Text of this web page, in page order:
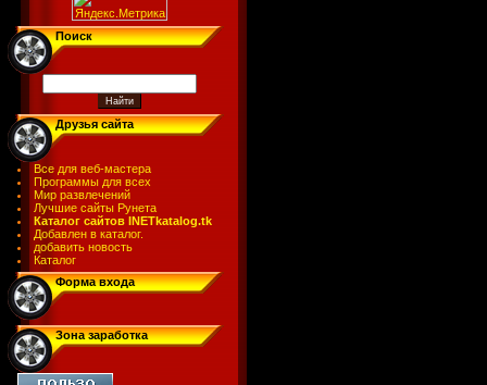
Поиск
Друзья сайта
Все для веб-мастера
Программы для всех
Мир развлечений
Лучшие сайты Рунета
Каталог сайтов INETkatalog.tk
Добавлен в каталог.
добавить новость
Каталог
Форма входа
Зона заработка